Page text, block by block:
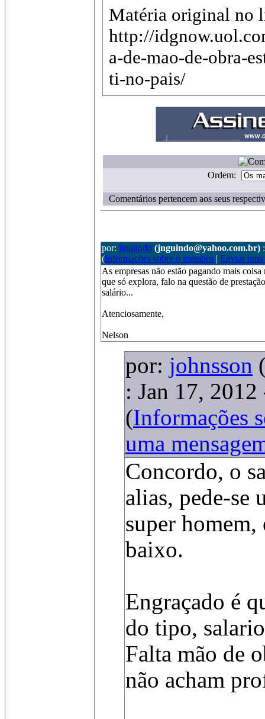
Matéria original no
http://
a-de-mao-de-obra-
ti-no-pais/
Ordem:
Comentários pertencem aos seus
por: jnguindo (jnguindo@yahoo.com.br)
(Informações sobre o membro | Enviar uma
As empresas não estão pagando mais
que só explora, falo na questão de
salário...
Atenciosamente,
Nelson
por: johnsson
: Jan 17,
(Informações
uma
Concordo, o
alias, pede-se
super homem,
baixo.
Engraçado é
do tipo,
Falta mão de
não acham